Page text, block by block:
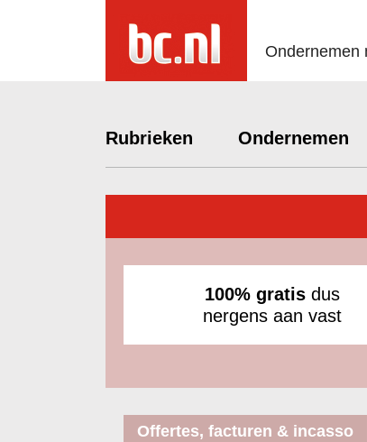
Ondernemen
Rubrieken Ondernemen
100% gratis dus
nergens aan vast
Offertes, facturen & incasso